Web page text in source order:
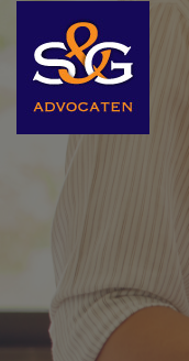
content